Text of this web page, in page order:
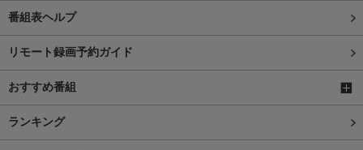
番組表ヘルプ
リモート録画予約ガイド
おすすめ番組
ランキング